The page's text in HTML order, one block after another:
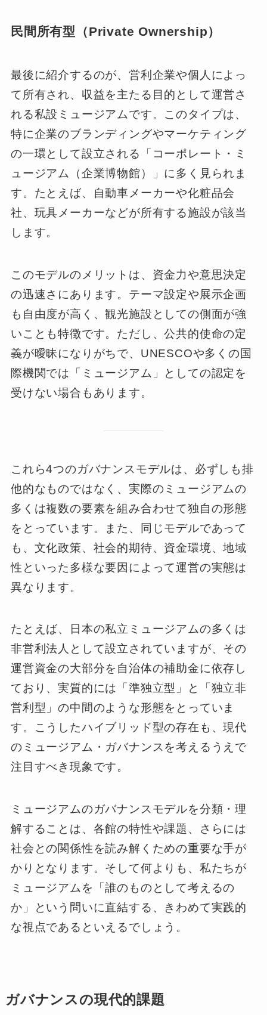
民間所有型（Private Ownership）
最後に紹介するのが、営利企業や個人によっ
て所有され、収益を主たる目的として運営さ
れる私設ミュージアムです。このタイプは、
特に企業のブランディングやマーケティング
の一環として設立される「コーポレート・ミ
ュージアム（企業博物館）」に多く見られま
す。たとえば、自動車メーカーや化粧品会
社、玩具メーカーなどが所有する施設が該当
します。
このモデルのメリットは、資金力や意思決定
の迅速さにあります。テーマ設定や展示企画
も自由度が高く、観光施設としての側面が強
いことも特徴です。ただし、公共的使命の定
義が曖昧になりがちで、UNESCOや多くの国
際機関では「ミュージアム」としての認定を
受けない場合もあります。
これら4つのガバナンスモデルは、必ずしも排
他的なものではなく、実際のミュージアムの
多くは複数の要素を組み合わせて独自の形態
をとっています。また、同じモデルであって
も、文化政策、社会的期待、資金環境、地域
性といった多様な要因によって運営の実態は
異なります。
たとえば、日本の私立ミュージアムの多くは
非営利法人として設立されていますが、その
運営資金の大部分を自治体の補助金に依存し
ており、実質的には「準独立型」と「独立非
営利型」の中間のような形態をとっていま
す。こうしたハイブリッド型の存在も、現代
のミュージアム・ガバナンスを考えるうえで
注目すべき現象です。
ミュージアムのガバナンスモデルを分類・理
解することは、各館の特性や課題、さらには
社会との関係性を読み解くための重要な手が
かりとなります。そして何よりも、私たちが
ミュージアムを「誰のものとして考えるの
か」という問いに直結する、きわめて実践的
な視点であるといえるでしょう。
ガバナンスの現代的課題